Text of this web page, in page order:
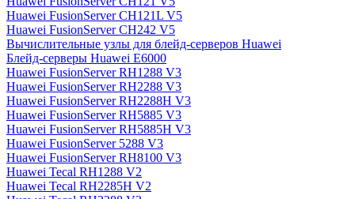
Huawei FusionServer CH121L V5
Huawei FusionServer CH242 V5
Вычислительные узлы для блейд-серверов Huawei
Блейд-серверы Huawei E6000
Huawei FusionServer RH1288 V3
Huawei FusionServer RH2288 V3
Huawei FusionServer RH2288H V3
Huawei FusionServer RH5885 V3
Huawei FusionServer RH5885H V3
Huawei FusionServer 5288 V3
Huawei FusionServer RH8100 V3
Huawei Tecal RH1288 V2
Huawei Tecal RH2285H V2